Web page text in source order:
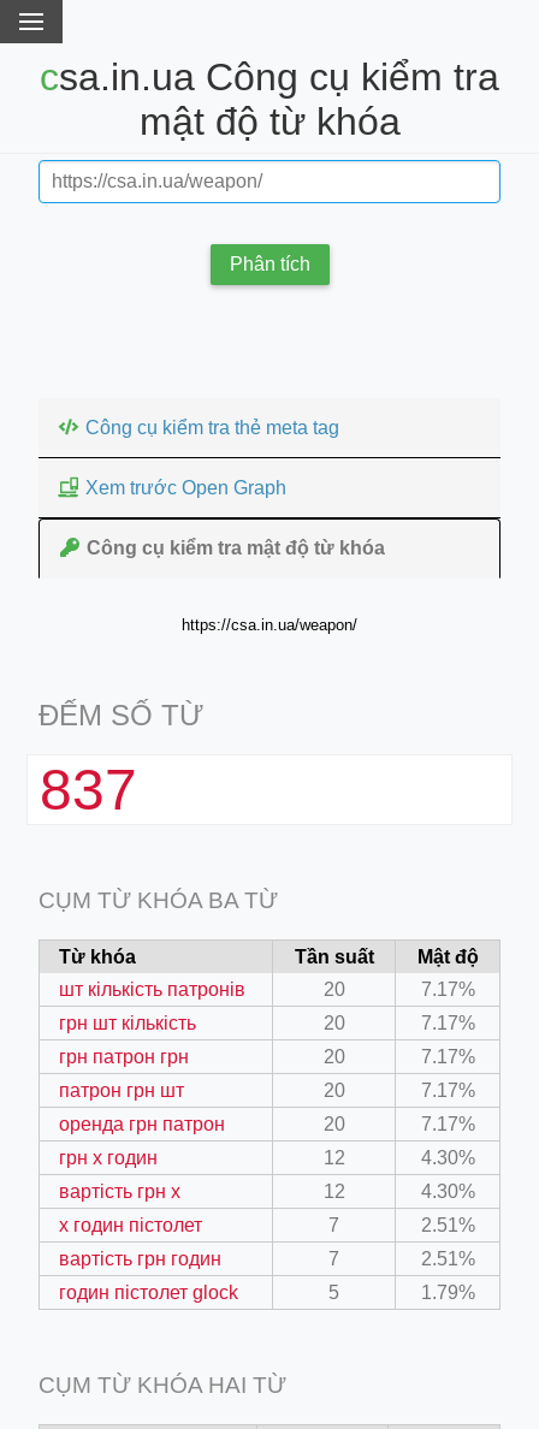
csa.in.ua Công cụ kiểm tra
mật độ từ khóa
Phân tích
Công cụ kiểm tra thẻ meta tag
Xem trước Open Graph
Công cụ kiểm tra mật độ từ khóa
https://csa.in.ua/weapon/
ĐẾM SỐ TỪ
837
CỤM TỪ KHÓA BA TỪ
Từ khóa Tần suất
Mật độ
шт кількість патронів
20
7.17%
грн шт кількість
20
7.17%
грн патрон грн
20
7.17%
патрон грн шт
20
7.17%
оренда грн патрон
20
7.17%
грн х годин
12
4.30%
вартість грн х
12
4.30%
х годин пістолет
7
2.51%
вартість грн годин
7
2.51%
годин пістолет glock
5 1.79%
CỤM TỪ KHÓA HAI TỪ